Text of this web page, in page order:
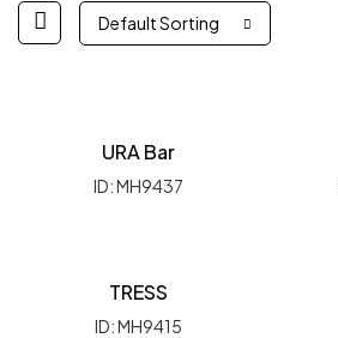
Default Sorting
URA Bar
ID: MH9437
TRESS
ID: MH9415